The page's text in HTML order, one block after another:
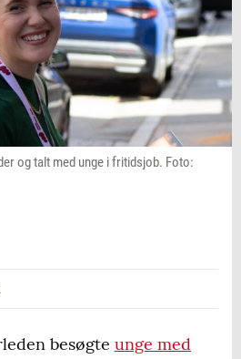
og talt med unge i fritidsjob. Foto:
besøgte unge med